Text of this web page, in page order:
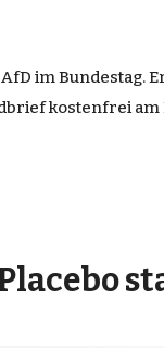
AfD imBundestag.
kostenfrei am